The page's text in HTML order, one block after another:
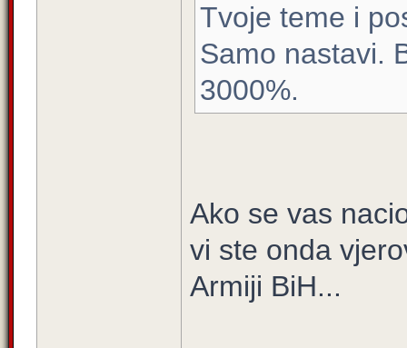
Tvoje teme i
Samo nastavi.
3000%.
Ako se vas
vi ste onda
Armiji BiH...